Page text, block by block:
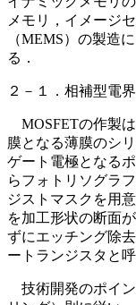
メモリ，イメージ
（MEMS）の製造
る．
２－１．相補型電
MOSFETの作製
膜となる薄膜のシ
ゲート電極となる
らフォトリソグラ
ジストマスクを用
を加工形状の断面
ずにエッチング除
ートランジスタと呼
技術開発のポイ